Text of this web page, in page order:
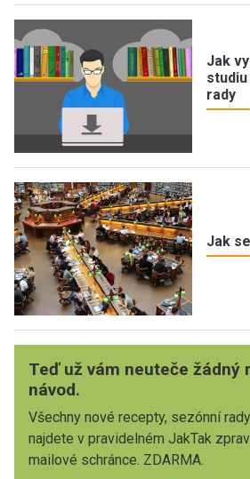
Jak
studiu
rady
Jak
Teď už vám neuteče žádný
návod.
Všechny nové recepty, sezónní
najdete v pravidelném JakTak
mailové schránce. ZDARMA.